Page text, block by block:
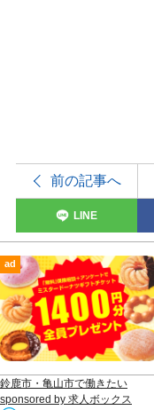
前の記事へ
LINE
ad
鈴鹿市・亀山市で働きたい
sponsored by 求人ボックス